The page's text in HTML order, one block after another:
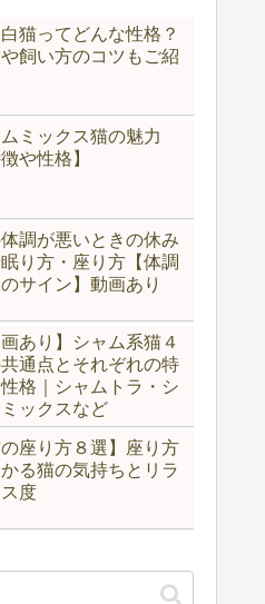
猫ってどんな性格？
飼い方のコツもご紹
ミックス猫の魅力
徴や性格】
調が悪いときの休み
り方・座り方【体調
サイン】動画あり
画あり】シャム系猫４
通点とそれぞれの特
格｜シャムトラ・シ
ックスなど
の座り方８選】座り方
る猫の気持ちとリラ
度